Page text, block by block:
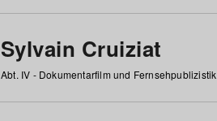
Sylvain Cruiziat
Abt. IV - Dokumentarfilm und Fernsehpublizistik